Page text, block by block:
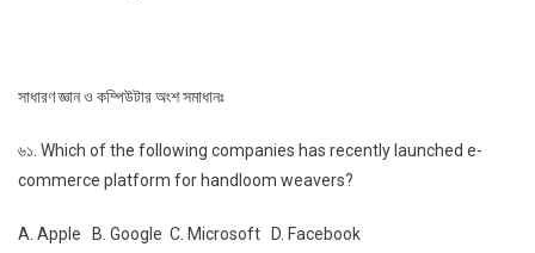
সাধারণ জ্ঞান ও কম্পিউটার অংশ সমাধানঃ
৬১. Which of the following companies has recently launched e-
commerce platform for handloom weavers?
A. Apple B. Google C. Microsoft D. Facebook